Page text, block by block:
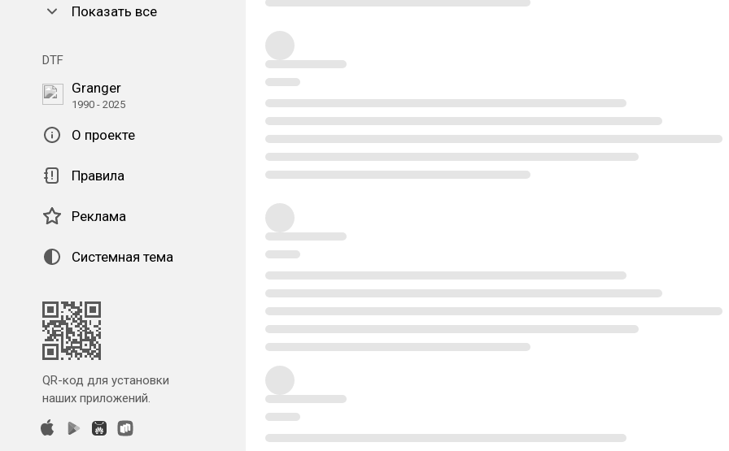
Показать все
DTF
Granger
1990 - 2025
О проекте
Правила
Реклама
Системная тема
QR-код для установки
наших приложений.